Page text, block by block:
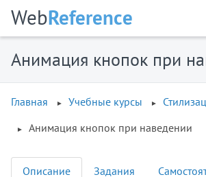
WebReference
Анимация кнопок при
Главная Учебные курсы
Анимация кнопок при наведении
Описание Задания